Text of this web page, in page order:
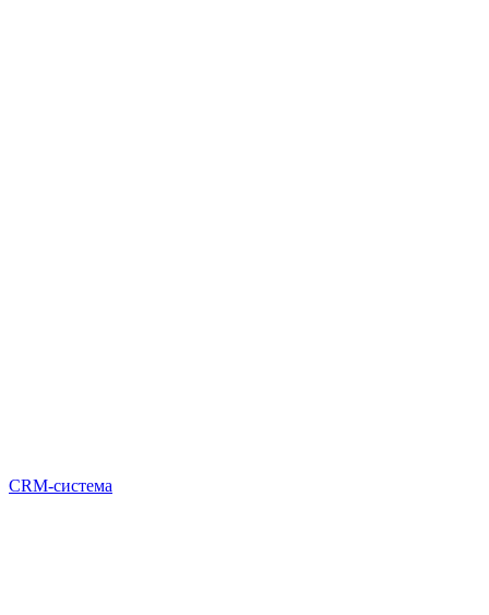
CRM-система